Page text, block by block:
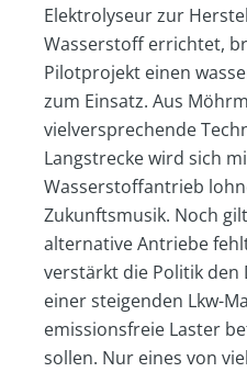
Elektrolyseur zur
Wasserstoff errichtet,
Pilotprojekt einen
zum Einsatz. Aus
vielversprechende
Langstrecke wird sich
Wasserstoffantrieb
Zukunftsmusik. Noch
alternative Antriebe
verstärkt die Politik den
einer steigenden Lkw-
emissionsfreie Laster
sollen. Nur eines von